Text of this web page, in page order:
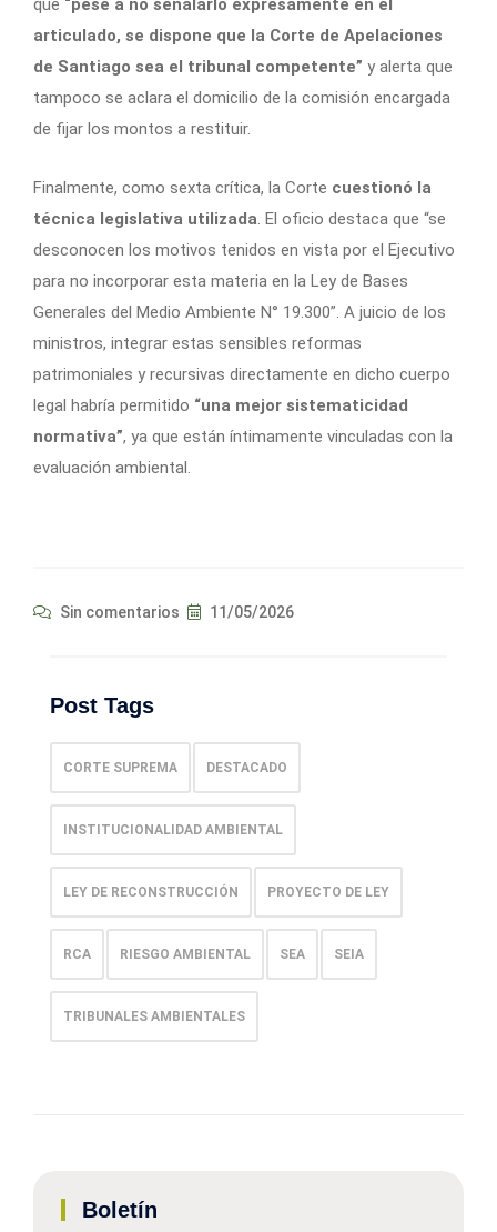
que “pese a no señalarlo expresamente en el
articulado, se dispone que la Corte de Apelaciones
de Santiago sea el tribunal competente” y alerta que
tampoco se aclara el domicilio de la comisión encargada
de fijar los montos a restituir.
Finalmente, como sexta crítica, la Corte cuestionó la
técnica legislativa utilizada. El oficio destaca que “se
desconocen los motivos tenidos en vista por el Ejecutivo
para no incorporar esta materia en la Ley de Bases
Generales del Medio Ambiente N° 19.300”. A juicio de los
ministros, integrar estas sensibles reformas
patrimoniales y recursivas directamente en dicho cuerpo
legal habría permitido “una mejor sistematicidad
normativa”, ya que están íntimamente vinculadas con la
evaluación ambiental.
Sin comentarios 11/05/2026
Post Tags
CORTE SUPREMA DESTACADO
INSTITUCIONALIDAD AMBIENTAL
LEY DE RECONSTRUCCIÓN PROYECTO DE LEY
RCA RIESGO AMBIENTAL SEA SEIA
TRIBUNALES AMBIENTALES
Boletín